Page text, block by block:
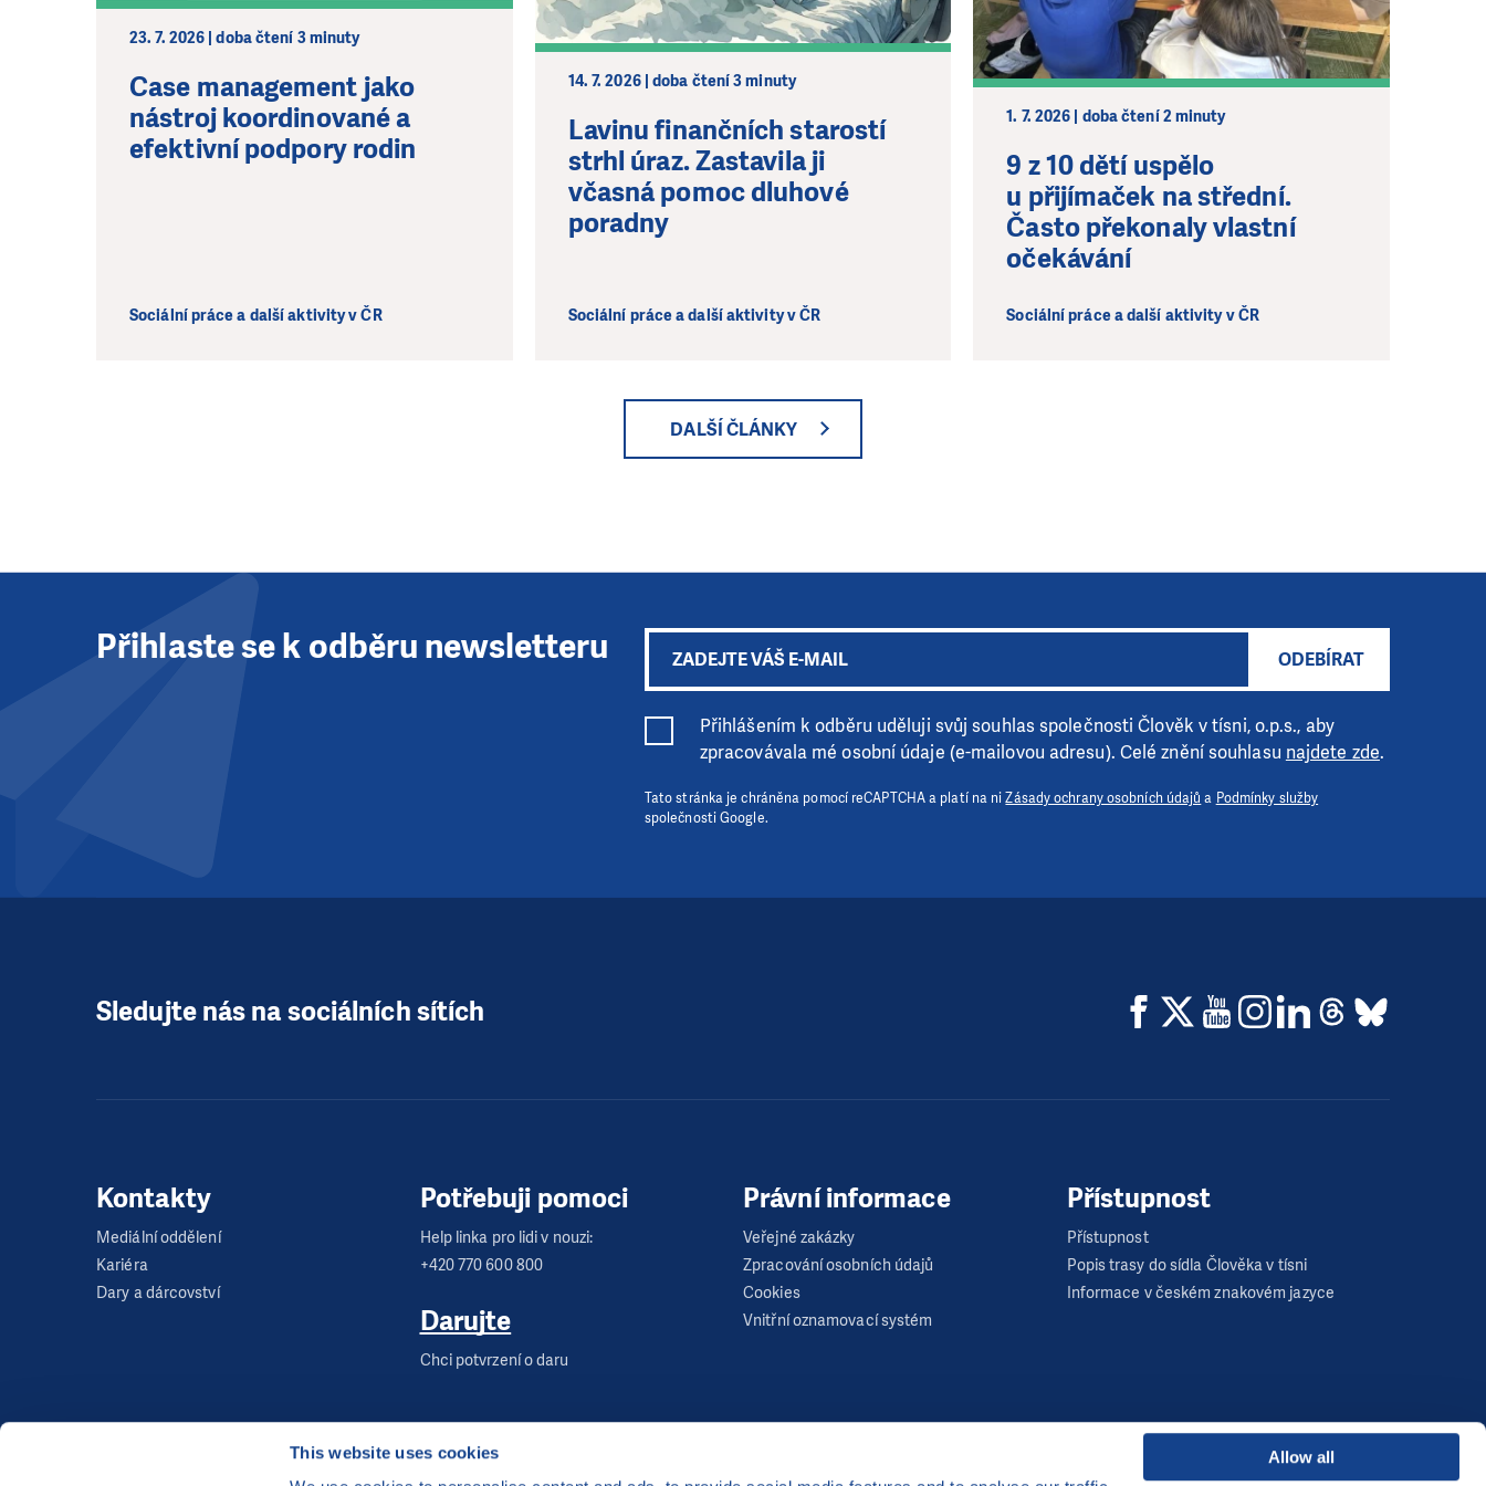
This website uses cookies
Allow all
23. 7. 2026 | doba čtení 3 minuty
Case management jako
nástroj koordinované a
efektivní podpory rodin
Sociální práce a další aktivity v ČR
14. 7. 2026 | doba čtení 3 minuty
Lavinu finančních starostí
strhl úraz. Zastavila ji
včasná pomoc dluhové
poradny
Sociální práce a další aktivity v ČR
1. 7. 2026 | doba čtení 2 minuty
9 z 10 dětí uspělo
u přijímaček na střední.
Často překonaly vlastní
očekávání
Sociální práce a další aktivity v ČR
DALŠÍ ČLÁNKY
Přihlaste se k odběru newsletteru ODEBÍRAT
Přihlášením k odběru uděluji svůj souhlas společnosti Člověk v tísni, o.p.s., aby
zpracovávala mé osobní údaje (e-mailovou adresu). Celé znění souhlasu najdete zde.
Tato stránka je chráněna pomocí reCAPTCHA a platí na niZásady ochrany osobních údajů a Podmínky služby
společnosti Google.
Sledujte nás na sociálních sítích
Kontakty
Mediální oddělení
Kariéra
Dary a dárcovství
Potřebuji pomoci
Help linka pro lidi v nouzi:
+420 770 600 800
Darujte
Chci potvrzení o daru
Právní informace
Veřejné zakázky
Zpracování osobních údajů
Cookies
Vnitřní oznamovací systém
Přístupnost
Přístupnost
Popis trasy do sídla Člověka v tísni
Informace v českém znakovém jazyce